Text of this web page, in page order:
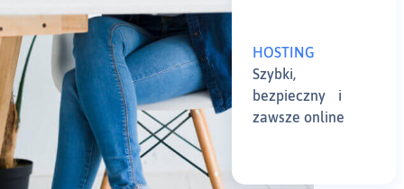
HOSTING
Szybki,
bezpieczny i
zawsze online